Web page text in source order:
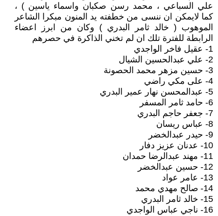
علي السباعي ، محمد رسن صكبان واسماء ياسين ) ،
كما لايمكن ان ننسى من خطفته يد المنون مبكرا الشاعر
الموهوب ( خالد ثامر البدري ) وكان من ابرز اعضاء
الرابطة للفترة تلك ان لم تخني الذاكرة في حصرهم
1- عقيل فاخر الواجدي
2- علي عبدالحسين الشيال
3- حسين مزهر محمد الحصونة
4- على مكي راضي
5- عبدالمحسن نهار عمير البدري
6- حامد ثامر المسفر
7- جعفر حاجم البدري
8- عباس ريسان
9- حيدر عبدالخضر
10- عدنان عزيز دفار
11- مهند عبدالرضا حمدان
12- حسين عبدالخضر
13- عامر عواد
14- صالح مهدي محمد
15- خالد ثامر البدري
16- ناجي عباس الواجدي